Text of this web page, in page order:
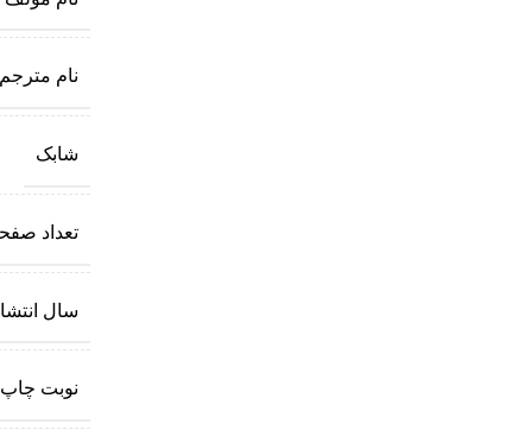
نام مترجم
شابک
تعداد
سال
نوبت چاپ